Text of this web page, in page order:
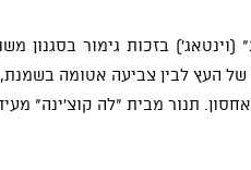
בזכות גימור
של העץ לבין צביעה אטומה
תנור מבית “לה קוצ’ינה”